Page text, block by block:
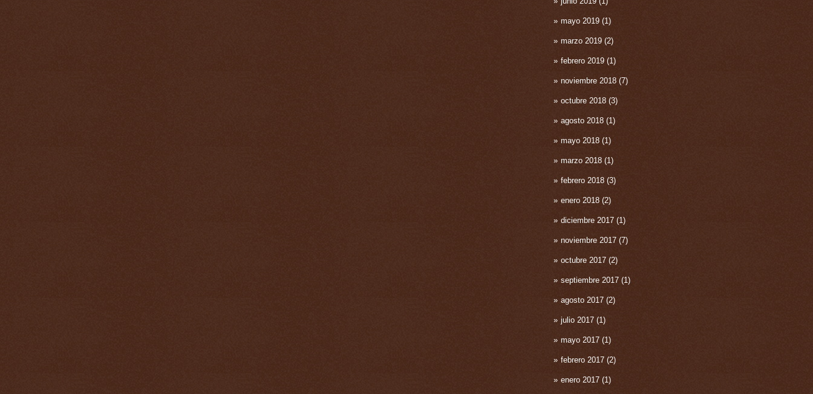
mayo 2019 (1)
marzo 2019 (2)
febrero 2019 (1)
noviembre 2018 (7)
octubre 2018 (3)
agosto 2018 (1)
mayo 2018 (1)
marzo 2018 (1)
febrero 2018 (3)
enero 2018 (2)
diciembre 2017 (1)
noviembre 2017 (7)
octubre 2017 (2)
septiembre 2017 (1)
agosto 2017 (2)
julio 2017 (1)
mayo 2017 (1)
febrero 2017 (2)
enero 2017 (1)